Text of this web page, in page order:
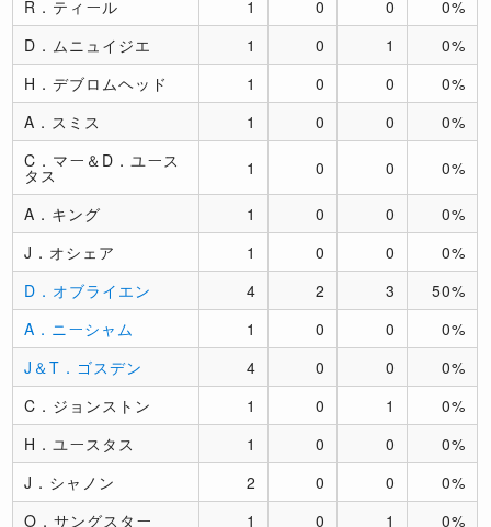
R．ティール 1 0 0
0%
D．ムニュイジエ
1 0 1
0%
H．デブロムヘッド
1 0 0
0%
A．スミス
1 0 0
0%
C．マー＆D．ユース
タス 1 0 0 0%
A．キング 1 0 0
0%
J．オシェア
1 0 0
0%
D．オブライエン
4 2 3
50%
A．ニーシャム
1 0 0
0%
J＆T．ゴスデン
4 0 0
0%
C．ジョンストン
1 0 1
0%
H．ユースタス
1 0 0
0%
J．シャノン
2 0 0
0%
O．サングスター
1 0 1
0%